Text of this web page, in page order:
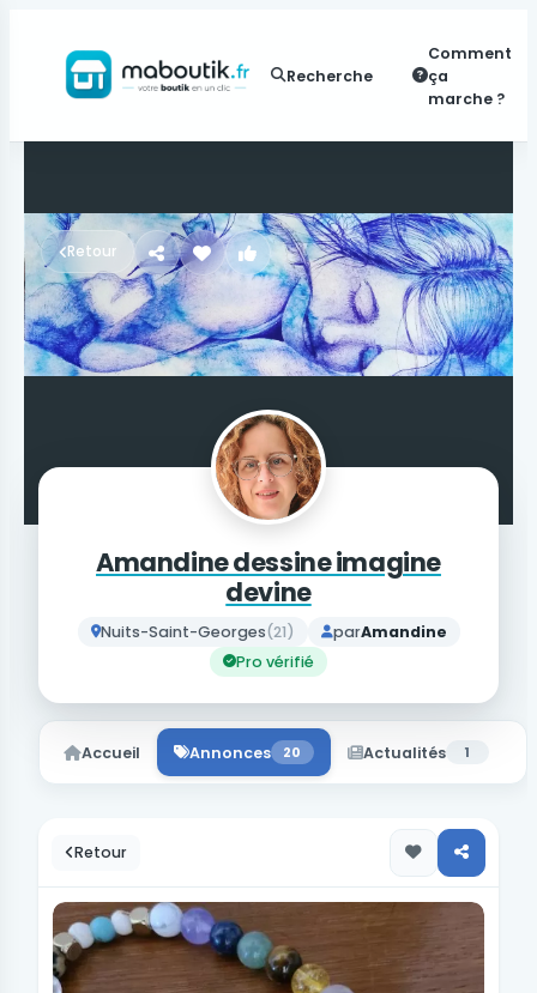
Recherche
Comment
ça
marche ?
Retour
Amandine dessine imagine
devine
Nuits-Saint-Georges(21) parAmandine
Pro vérifié
Accueil Annonces 20 Actualités 1
Retour